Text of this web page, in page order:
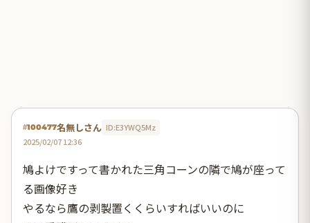
#100477名無しさん ID:E3YWQ5Mz
2025/02/07 12:36
鳩よけですって書かれた三角コーンの隣で鳩が座って
る画像好き
やるなら鷹の剥製置くくらいすればいいのに